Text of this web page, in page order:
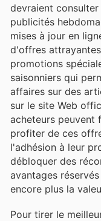
devraient
publicités
mises à jour en
d'offres
promotions
saisonniers qui
affaires sur des
sur le site Web
acheteurs peuvent
profiter de ces
l'adhésion à leur
débloquer des
avantages
encore plus la
Pour tirer le